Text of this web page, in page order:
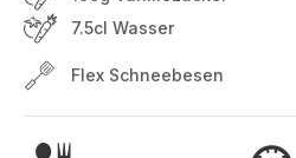
7.5cl Wasser
Flex Schneebesen